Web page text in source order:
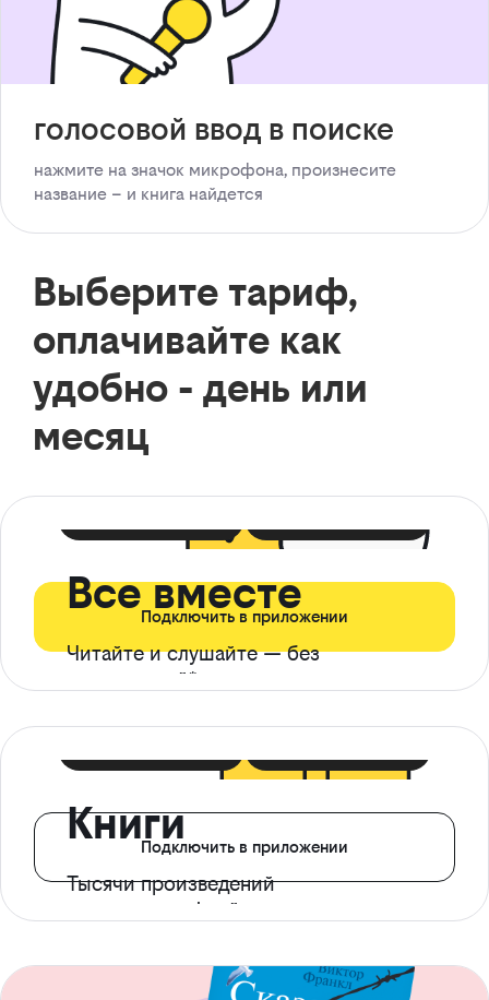
голосовой ввод в поиске
нажмите на значок микрофона, произнесите
название – и книга найдется
Выберите тариф,
оплачивайте как
удобно - день или
месяц
Все вместе
Читайте и слушайте — без
ограничений*
Подключить в приложении
Книги
Тысячи произведений
с доступом офлайн
Подключить в приложении